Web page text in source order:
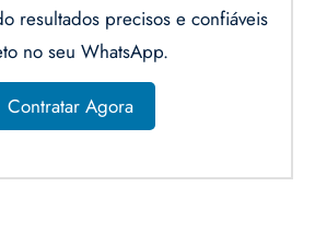
resultados precisos e confiáveis
no seu WhatsApp.
Contratar Agora